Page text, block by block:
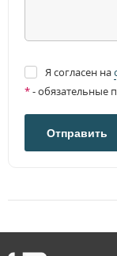
Я согласен на
*- обязательные